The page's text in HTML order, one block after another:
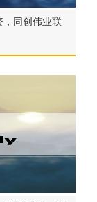
，同创伟业联